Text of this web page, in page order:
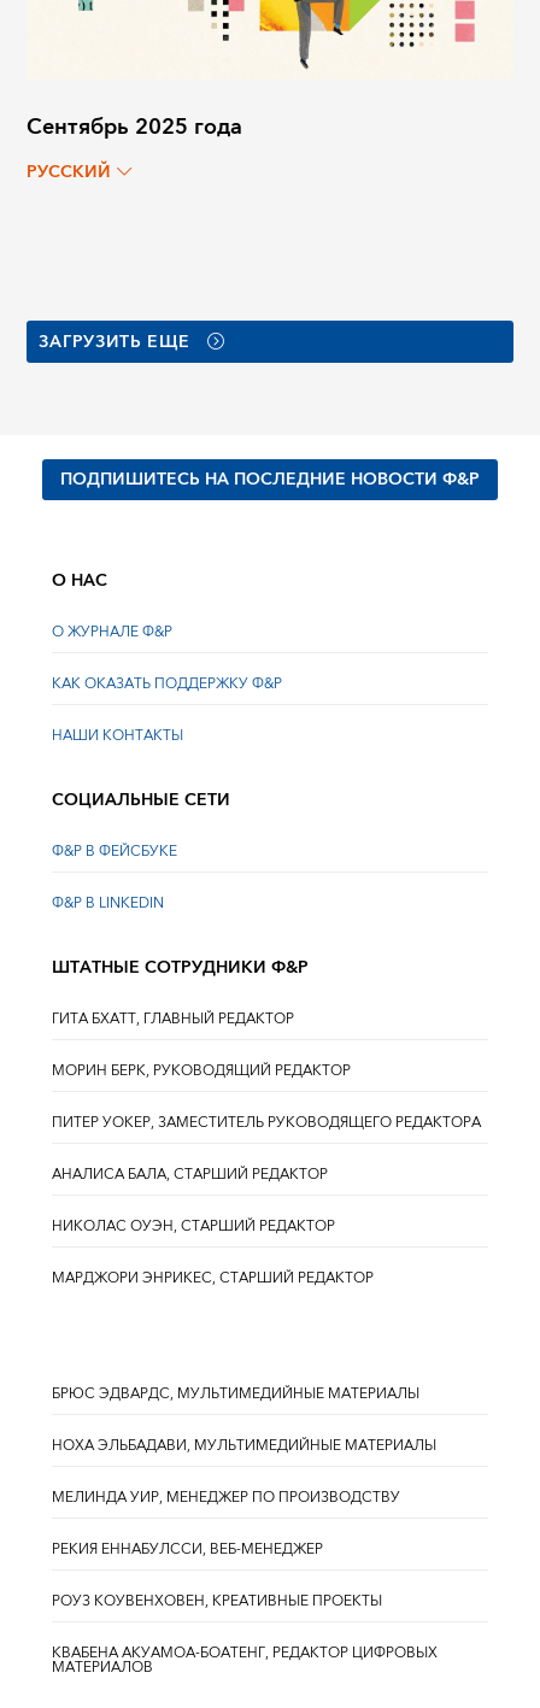
Сентябрь 2025 года
РУССКИЙ
ЗАГРУЗИТЬ ЕЩЕ
ПОДПИШИТЕСЬ НА ПОСЛЕДНИЕ НОВОСТИ Ф&Р
О НАС
О ЖУРНАЛЕ Ф&Р
КАК ОКАЗАТЬ ПОДДЕРЖКУ Ф&Р
НАШИ КОНТАКТЫ
СОЦИАЛЬНЫЕ СЕТИ
Ф&Р В ФЕЙСБУКЕ
Ф&Р В LINKEDIN
ШТАТНЫЕ СОТРУДНИКИ Ф&Р
ГИТА БХАТТ, ГЛАВНЫЙ РЕДАКТОР
МОРИН БЕРК, РУКОВОДЯЩИЙ РЕДАКТОР
ПИТЕР УОКЕР, ЗАМЕСТИТЕЛЬ РУКОВОДЯЩЕГО РЕДАКТОРА
АНАЛИСА БАЛА, СТАРШИЙ РЕДАКТОР
НИКОЛАС ОУЭН, СТАРШИЙ РЕДАКТОР
МАРДЖОРИ ЭНРИКЕС, СТАРШИЙ РЕДАКТОР
БРЮС ЭДВАРДС, МУЛЬТИМЕДИЙНЫЕ МАТЕРИАЛЫ
НОХА ЭЛЬБАДАВИ, МУЛЬТИМЕДИЙНЫЕ МАТЕРИАЛЫ
МЕЛИНДА УИР, МЕНЕДЖЕР ПО ПРОИЗВОДСТВУ
РЕКИЯ ЕННАБУЛССИ, ВЕБ-МЕНЕДЖЕР
РОУЗ КОУВЕНХОВЕН, КРЕАТИВНЫЕ ПРОЕКТЫ
КВАБЕНА АКУАМОА-БОАТЕНГ, РЕДАКТОР ЦИФРОВЫХ
МАТЕРИАЛОВ